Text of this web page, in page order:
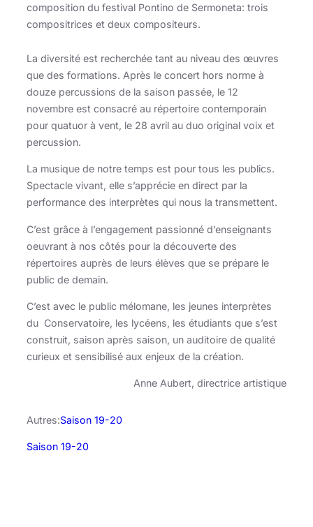
composition du festival Pontino de Sermoneta: trois
compositrices et deux compositeurs.
La diversité est recherchée tant au niveau des œuvres
que des formations. Après le concert hors norme à
douze percussions de la saison passée, le 12
novembre est consacré au répertoire contemporain
pour quatuor à vent, le 28 avril au duo original voix et
percussion.
La musique de notre temps est pour tous les publics.
Spectacle vivant, elle s’apprécie en direct par la
performance des interprètes qui nous la transmettent.
C’est grâce à l’engagement passionné d’enseignants
oeuvrant à nos côtés pour la découverte des
répertoires auprès de leurs élèves que se prépare le
public de demain.
C’est avec le public mélomane, les jeunes interprètes
du Conservatoire, les lycéens, les étudiants que s’est
construit, saison après saison, un auditoire de qualité
curieux et sensibilisé aux enjeux de la création.
Anne Aubert, directrice artistique
Autres:Saison 19-20
Saison 19-20